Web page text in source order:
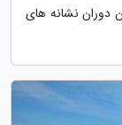
دوران نشانه های